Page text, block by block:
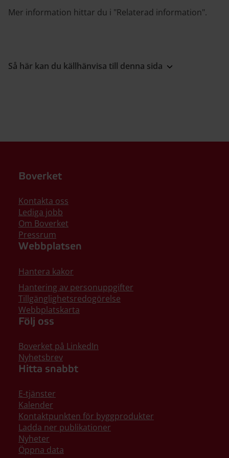
Mer information hittar du i "Relaterad information".
Så här kan du källhänvisa till denna sida
Boverket
Kontakta oss
Lediga jobb
Om Boverket
Pressrum
Webbplatsen
Hantera kakor
Hantering av personuppgifter
Tillgänglighetsredogörelse
Webbplatskarta
Följ oss
Boverket på LinkedIn
Nyhetsbrev
Hitta snabbt
E-tjänster
Kalender
Kontaktpunkten för byggprodukter
Ladda ner publikationer
Nyheter
Öppna data